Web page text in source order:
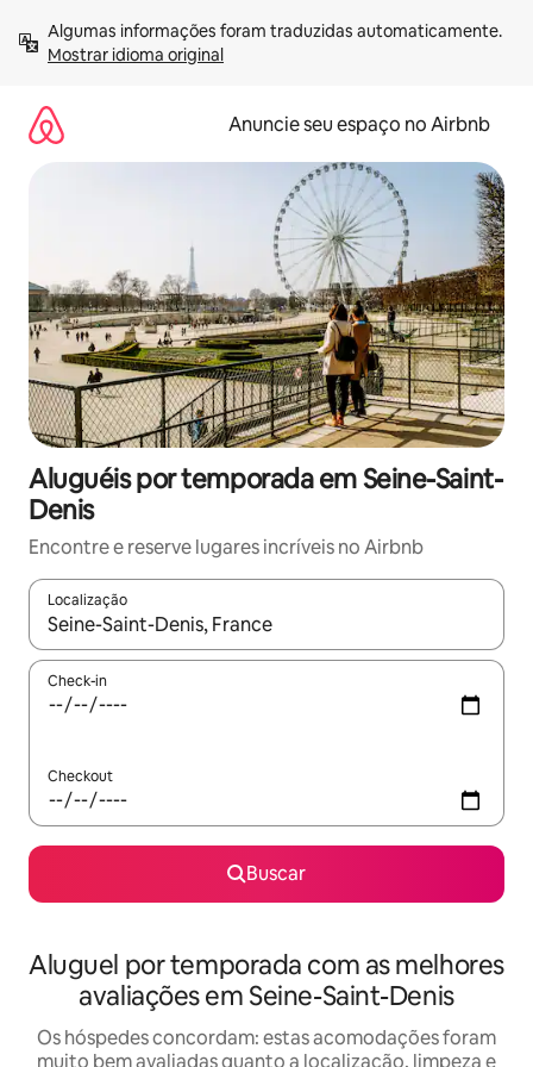
para
Mostrar idioma original
Anuncie seu espaço no Airbnb
Aluguéis por temporada em Seine-Saint-
Denis
Encontre e reserve lugares incríveis no Airbnb
Localização
Quando os resultados estiverem disponíveis, explore-os
Check-in
Checkout
Buscar
Aluguel por temporada com as melhores
avaliações em Seine-Saint-Denis
Os hóspedes concordam: estas acomodações foram
muito bem avaliadas quanto a localização, limpeza e